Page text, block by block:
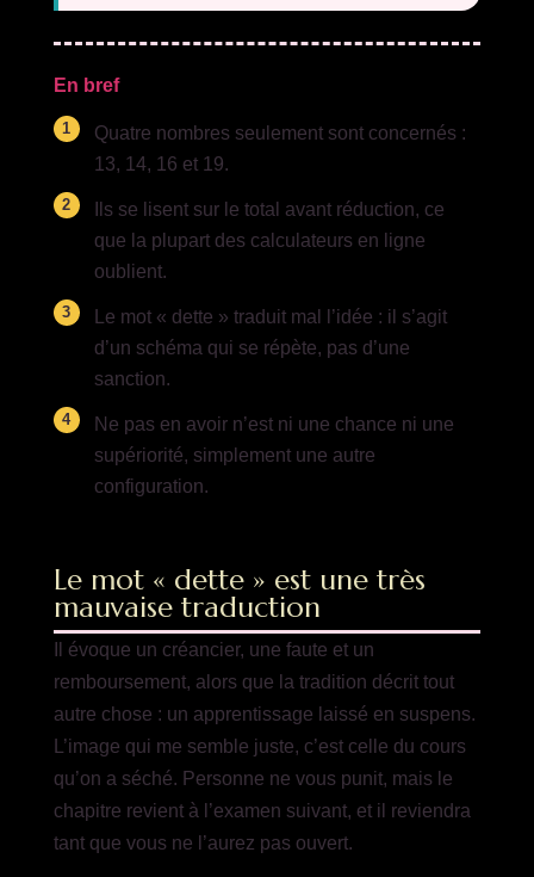
En bref
Quatre nombres seulement sont concernés :
13, 14, 16 et 19.
Ils se lisent sur le total avant réduction, ce
que la plupart des calculateurs en ligne
oublient.
Le mot « dette » traduit mal l’idée : il s’agit
d’un schéma qui se répète, pas d’une
sanction.
Ne pas en avoir n’est ni une chance ni une
supériorité, simplement une autre
configuration.
Le mot « dette » est une très
mauvaise traduction
Il évoque un créancier, une faute et un
remboursement, alors que la tradition décrit tout
autre chose : un apprentissage laissé en suspens.
L’image qui me semble juste, c’est celle du cours
qu’on a séché. Personne ne vous punit, mais le
chapitre revient à l’examen suivant, et il reviendra
tant que vous ne l’aurez pas ouvert.